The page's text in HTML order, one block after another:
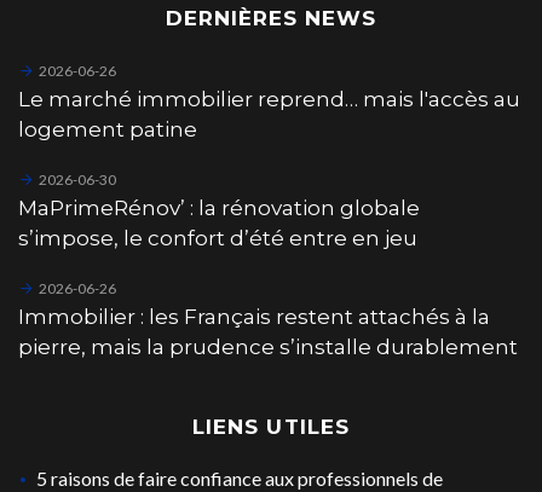
DERNIÈRES NEWS
2026-06-26
Le marché immobilier reprend… mais l'accès au
logement patine
2026-06-30
MaPrimeRénov’ : la rénovation globale
s’impose, le confort d’été entre en jeu
2026-06-26
Immobilier : les Français restent attachés à la
pierre, mais la prudence s’installe durablement
LIENS UTILES
5 raisons de faire confiance aux professionnels de